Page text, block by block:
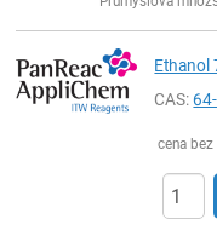
Ethanol
CAS:
cena bez